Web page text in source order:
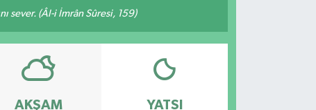
sever. (Âl-i İmrân Sûresi, 159)
AKŞAM YATSI